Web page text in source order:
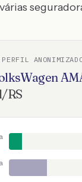
/RS